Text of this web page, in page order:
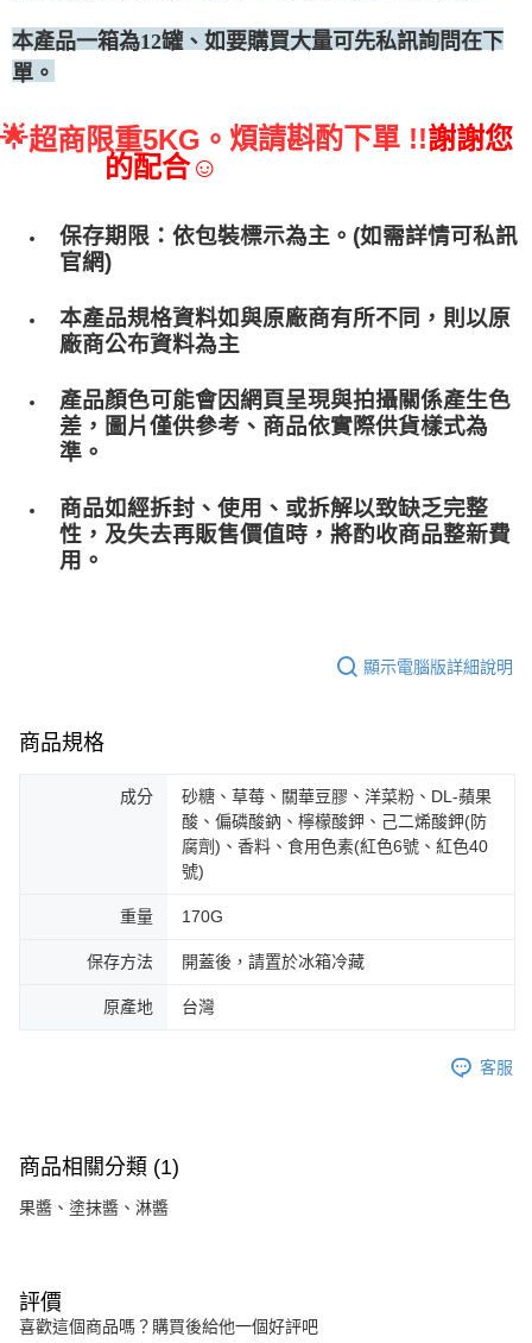
本產品一箱為12罐、如要購買大量可先私訊詢問在下
單。
🌟超商限重5KG。 煩請斟酌下單 !!謝謝您
的配合☺
保存期限：依包裝標示為主。(如需詳情可私訊
官網)
本產品規格資料如與原廠商有所不同，則以原
廠商公布資料為主
產品顏色可能會因網頁呈現與拍攝關係產生色
差，圖片僅供參考、商品依實際供貨樣式為
準。
商品如經拆封、使用、或拆解以致缺乏完整
性，及失去再販售價值時，將酌收商品整﻿新費
用。
顯示電腦版詳細說明
商品規格
成分
砂糖、草莓、關華豆膠、洋菜粉、DL-蘋果
酸、偏磷酸鈉、檸檬酸鉀、己二烯酸鉀(防
腐劑)、香料、食用色素(紅色6號、紅色40
號)
重量 170G
保存方法 開蓋後，請置於冰箱冷藏
原產地 台灣
客服
商品相關分類 (1)
果醬、塗抹醬、淋醬
評價
喜歡這個商品嗎？購買後給他一個好評吧